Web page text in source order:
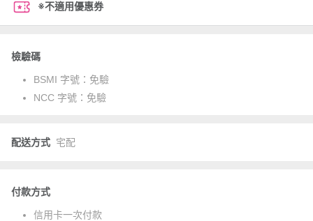
※不適用優惠券
檢驗碼
BSMI 字號： 免驗
NCC 字號： 免驗
配送方式 宅配
付款方式
信用卡一次付款